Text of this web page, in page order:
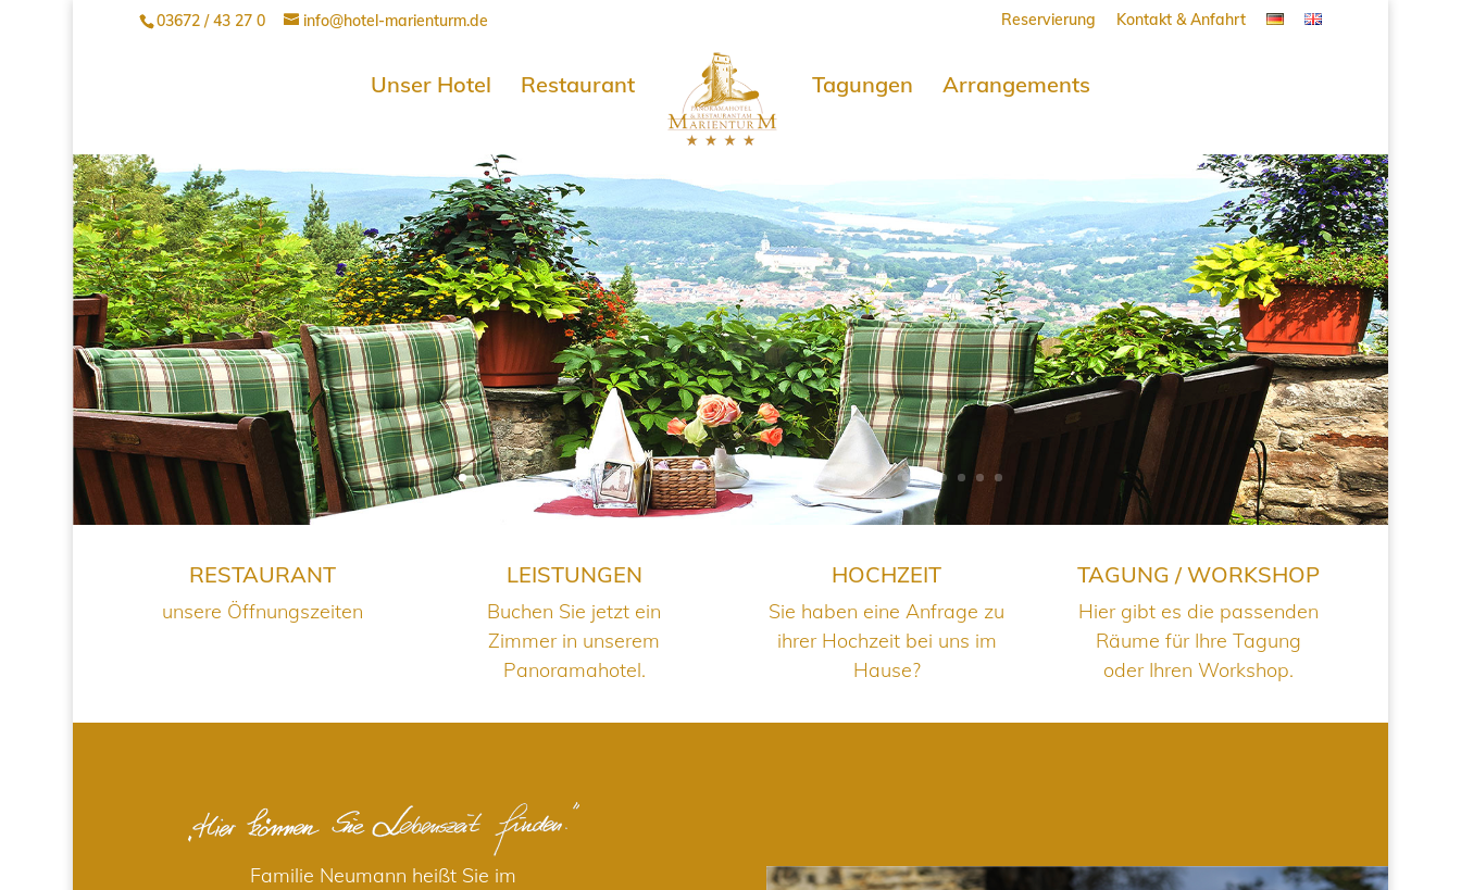
03672 / 43 27 0 info@hotel-marienturm.de Reservierung Kontakt & Anfahrt
Unser Hotel Restaurant Tagungen Arrangements
RESTAURANT
unsere Öffnungszeiten
LEISTUNGEN
Buchen Sie jetzt ein
Zimmer in unserem
Panoramahotel.
HOCHZEIT
Sie haben eine Anfrage zu
ihrer Hochzeit bei uns im
Hause?
TAGUNG / WORKSHOP
Hier gibt es die passenden
Räume für Ihre Tagung
oder Ihren Workshop.
Familie Neumann heißt Sie im